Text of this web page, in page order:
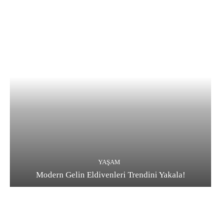
YAŞAM
Modern Gelin Eldivenleri Trendini Yakala!